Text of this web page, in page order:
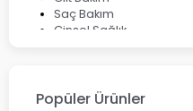
Saç Bakım
Cinsel Sağlık
Popüler Ürünler